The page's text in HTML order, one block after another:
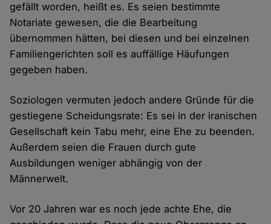
gefällt worden, heißt es. Es seien bestimmte
Notariate gewesen, die die Bearbeitung
übernommen hätten, bei diesen und bei einzelnen
Familiengerichten soll es auffällige Häufungen
gegeben haben.
Soziologen vermuten jedoch andere Gründe für die
gestiegene Scheidungsrate: Es sei in der iranischen
Gesellschaft kein Tabu mehr, eine Ehe zu beenden.
Außerdem seien die Frauen durch gute
Ausbildungen weniger abhängig von der
Männerwelt.
Vor 20 Jahren war es noch jede achte Ehe, die